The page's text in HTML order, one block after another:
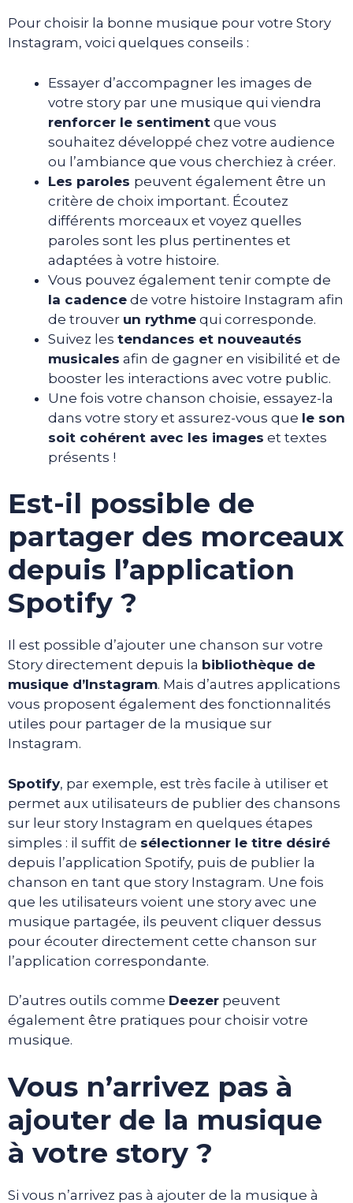
Pour choisir la bonne musique pour votre Story
Instagram, voici quelques conseils :
Essayer d’accompagner les images de
votre story par une musique qui viendra
renforcer le sentiment que vous
souhaitez développé chez votre audience
ou l’ambiance que vous cherchiez à créer.
Les paroles peuvent également être un
critère de choix important. Écoutez
différents morceaux et voyez quelles
paroles sont les plus pertinentes et
adaptées à votre histoire.
Vous pouvez également tenir compte de
la cadence de votre histoire Instagram afin
de trouver un rythme qui corresponde.
Suivez les tendances et nouveautés
musicales afin de gagner en visibilité et de
booster les interactions avec votre public.
Une fois votre chanson choisie, essayez-la
dans votre story et assurez-vous que le son
soit cohérent avec les images et textes
présents !
Est-il possible de
partager des morceaux
depuis l’application
Spotify ?
Il est possible d’ajouter une chanson sur votre
Story directement depuis la bibliothèque de
musique d’Instagram. Mais d’autres applications
vous proposent également des fonctionnalités
utiles pour partager de la musique sur
Instagram.
Spotify, par exemple, est très facile à utiliser et
permet aux utilisateurs de publier des chansons
sur leur story Instagram en quelques étapes
simples : il suffit de sélectionner le titre désiré
depuis l’application Spotify, puis de publier la
chanson en tant que story Instagram. Une fois
que les utilisateurs voient une story avec une
musique partagée, ils peuvent cliquer dessus
pour écouter directement cette chanson sur
l’application correspondante.
D’autres outils comme Deezer peuvent
également être pratiques pour choisir votre
musique.
Vous n’arrivez pas à
ajouter de la musique
à votre story ?
Si vous n’arrivez pas à ajouter de la musique à